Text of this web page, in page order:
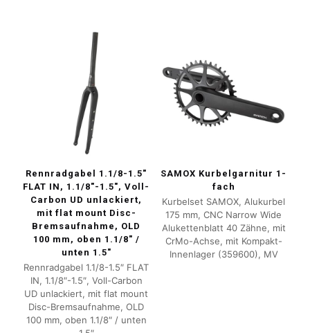
Rennradgabel 1.1/8-1.5″
FLAT IN, 1.1/8″-1.5″, Voll-
Carbon UD unlackiert,
mit flat mount Disc-
Bremsaufnahme, OLD
100 mm, oben 1.1/8″ /
unten 1.5″
Rennradgabel 1.1/8-1.5″ FLAT
IN, 1.1/8″-1.5″, Voll-Carbon
UD unlackiert, mit flat mount
Disc-Bremsaufnahme, OLD
100 mm, oben 1.1/8″ / unten
SAMOX Kurbelgarnitur 1-
fach
Kurbelset SAMOX, Alukurbel
175 mm, CNC Narrow Wide
Alukettenblatt 40 Zähne, mit
CrMo-Achse, mit Kompakt-
Innenlager (359600), MV